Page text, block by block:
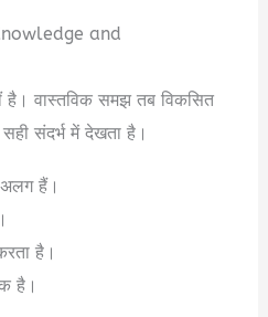
and
है। वास्तविक समझ तब विकसित
सही संदर्भ में देखता है।
हैं।
है।
है।